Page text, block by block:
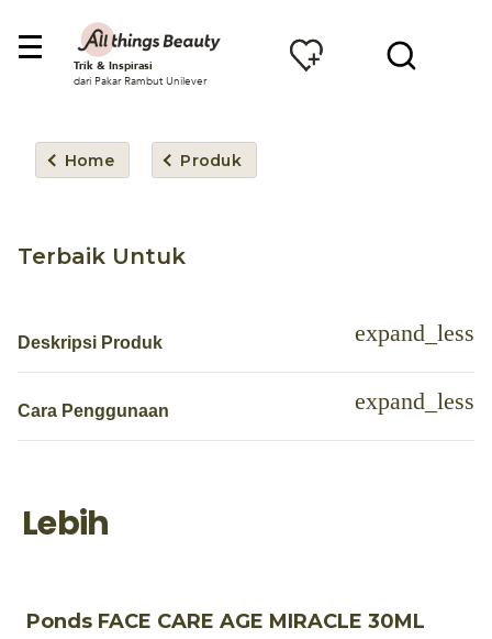
Trik & Inspirasi
dari Pakar Rambut Unilever
Home Produk
Terbaik Untuk
Deskripsi Produk
Cara Penggunaan
Lebih
Ponds FACE CARE AGE MIRACLE 30ML